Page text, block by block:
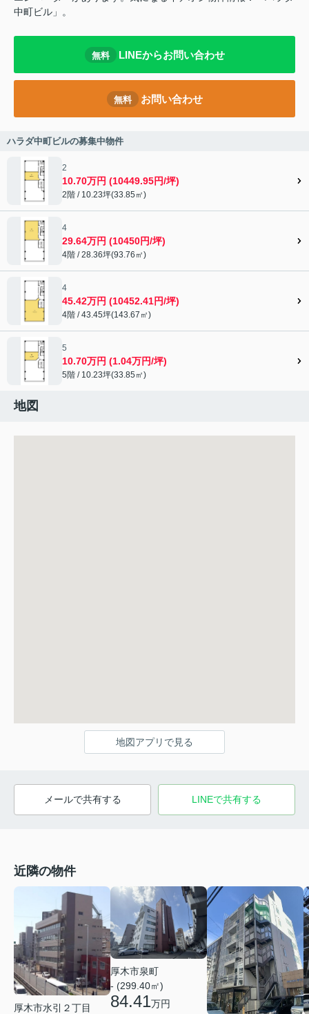
中町ビル」。
無料 LINEからお問い合わせ
無料 お問い合わせ
ハラダ中町ビルの募集中物件
2
10.70万円 (10449.95円/坪)
2階 / 10.23坪(33.85㎡)
4
29.64万円 (10450円/坪)
4階 / 28.36坪(93.76㎡)
4
45.42万円 (10452.41円/坪)
4階 / 43.45坪(143.67㎡)
5
10.70万円 (1.04万円/坪)
5階 / 10.23坪(33.85㎡)
地図
地図アプリで見る
メールで共有する LINEで共有する
近隣の物件
厚木市水引２丁目
厚木市泉町
- (299.40㎡)
84.41万円